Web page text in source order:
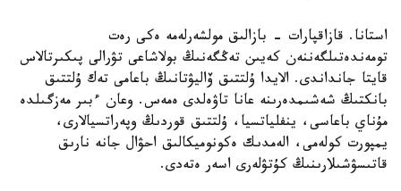
استانا. قازاقپارات - بازالىق مولشەرلەمە ەكى رەت
تومەندەتىلگەننەن كەيىن تەڭگەنىڭ بولاشاعى تۋرالى پىكىرتالاس
قايتا جانداندى. الايدا ۇلتتىق ۆاليۋتانىڭ باعامى تەك ۇلتتىق
بانكتىڭ شەشىمدەرىنە عانا تاۋەلدى ەمەس. وعان ءبىر مەزگىلدە
مۇناي باعاسى، ينفلياتسيا، ۇلتتىق قوردىڭ وپەراتسيالارى،
يمپورت كولەمى، الەمدىك ەكونوميكالىق احۋال جانە نارىق
قاتىسۋشىلارىنىڭ كۇتۋلەرى اسەر ەتەدى.